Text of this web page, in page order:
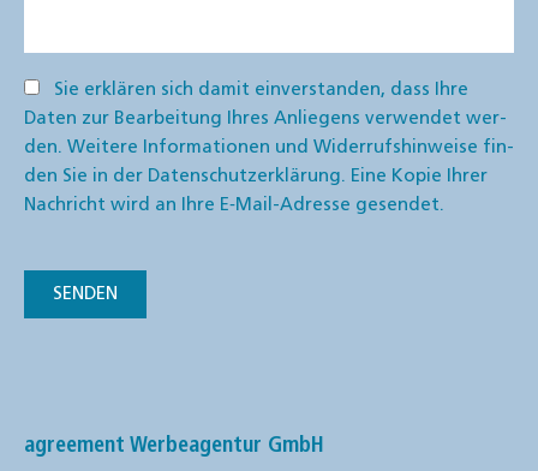
Sie erklä­ren sich damit ein­ver­stan­den, dass Ihre
Daten zur Bear­bei­tung Ihres Anlie­gens ver­wen­det wer­
den. Wei­te­re Infor­ma­tio­nen und Wider­rufs­hin­wei­se fin­
den Sie in der Daten­schutz­er­klä­rung. Eine Kopie Ihrer
Nach­richt wird an Ihre E‑Mail-Adres­se gesen­det.
SENDEN
agree­ment Wer­be­agen­tur GmbH